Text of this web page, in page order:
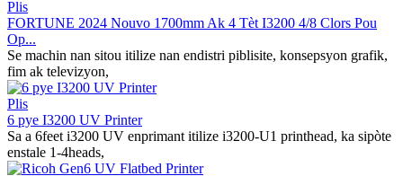
Plis
FORTUNE 2024 Nouvo 1700mm Ak 4 Tèt I3200 4/8 Clors Pou
Op...
Se machin nan sitou itilize nan endistri piblisite, konsepsyon grafik,
fim ak televizyon,
Plis
6 pye I3200 UV Printer
Sa a 6feet i3200 UV enprimant itilize i3200-U1 printhead, ka sipòte
enstale 1-4heads,